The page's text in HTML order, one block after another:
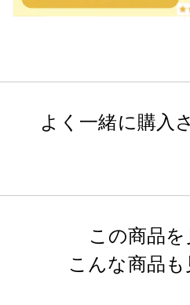
よく一緒に購入
この商品
こんな商品